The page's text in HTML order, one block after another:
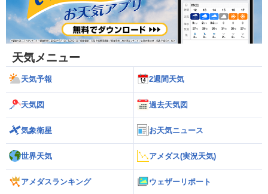
天気メニュー
天気予報 2週間天気
天気図 過去天気図
気象衛星 お天気ニュース
世界天気 アメダス(実況天気)
アメダスランキング ウェザーリポート